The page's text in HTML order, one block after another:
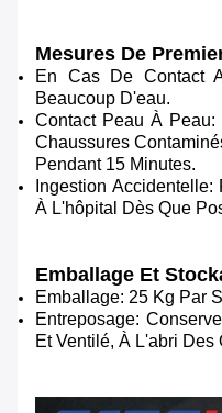
Mesures De
En Cas De Contact
Beaucoup D'eau.
Contact Peau À
Chaussures
Pendant 15 Minutes.
Ingestion
À L'hôpital Dès Que
Emballage Et
Emballage: 25 Kg Par
Entreposage:
Et Ventilé, À L'abri Des